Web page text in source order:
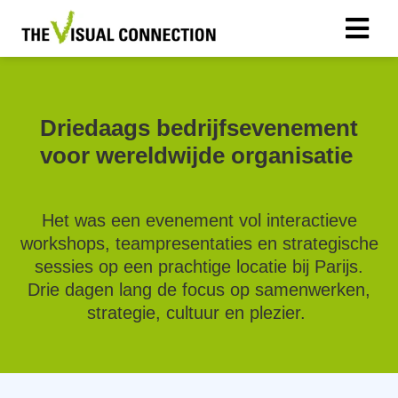
Driedaags bedrijfsevenement
voor wereldwijde organisatie
Het was een evenement vol interactieve
workshops, teampresentaties en strategische
sessies op een prachtige locatie bij Parijs.
Drie dagen lang de focus op samenwerken,
strategie, cultuur en plezier.
te